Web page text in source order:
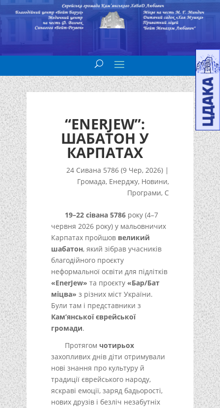
“ENERJEW”:
ШАБАТОН У
КАРПАТАХ
24 Сивана 5786 (9 Чер, 2026) |
Громада, Енерджу, Новини,
Програми, С
19–22 сівана 5786року (4–7
червня 2026 року) у мальовничих
Карпатах пройшов великий
шабатон, який зібрав учасників
благодійного проєкту
неформальної освіти для підлітків
«EnerJew» та проєкту «Бар/Бат
міцва» з різних міст України.
Були там і представники з
Кам’янської єврейської
громади.
Протягом чотирьох
захопливих днів діти отримували
нові знання про культуру й
традиції єврейського народу,
яскраві емоції, заряд бадьорості,
нових друзів і безліч незабутніх